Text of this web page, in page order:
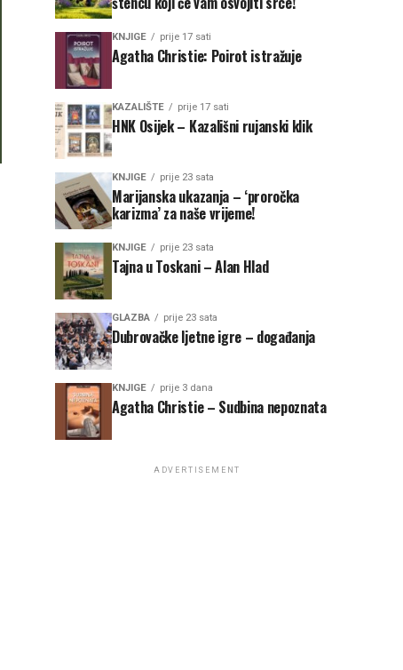
KNJIGE prije 17 sati
Agatha Christie: Poirot istražuje
KAZALIŠTE prije 17 sati
HNK Osijek – Kazališni rujanski klik
KNJIGE prije 23 sata
Marijanska ukazanja – ‘proročka
karizma’ za naše vrijeme!
KNJIGE prije 23 sata
Tajna u Toskani – Alan Hlad
GLAZBA prije 23 sata
Dubrovačke ljetne igre – događanja
KNJIGE prije 3 dana
Agatha Christie – Sudbina nepoznata
ADVERTISEMENT